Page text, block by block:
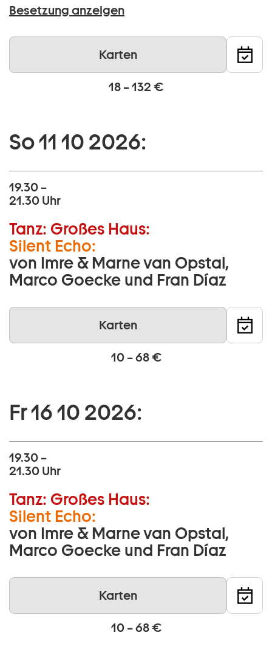
Besetzung anzeigen
Karten
18 – 132 €
So 11 10 2026:
19.30 –
21.30 Uhr
Tanz: Großes Haus:
Silent Echo:
von Imre & Marne van Opstal,
Marco Goecke und Fran Díaz
Karten
10 – 68 €
Fr 16 10 2026:
19.30 –
21.30 Uhr
Tanz: Großes Haus:
Silent Echo:
von Imre & Marne van Opstal,
Marco Goecke und Fran Díaz
Karten
10 – 68 €